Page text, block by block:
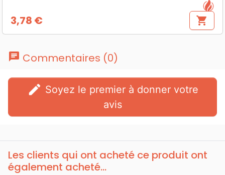
Prix
3,78 € shopping_cart
chat Commentaires (0)
edit
avis
Les clients qui ont acheté ce produit ont
également acheté...